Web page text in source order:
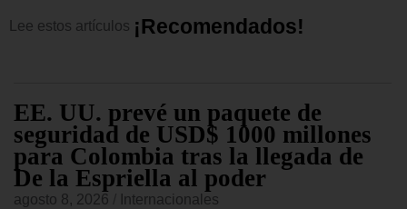
Lee estos artículos ¡Recomendados!
EE. UU. prevé un paquete de
seguridad de USD$ 1000 millones
para Colombia tras la llegada de
De la Espriella al poder
agosto 8, 2026 Internacionales